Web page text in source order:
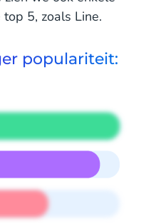
5, zoals Line.
populariteit: